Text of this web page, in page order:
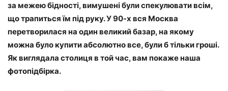
за межею бідності, вимушені були спекулювати всім,
що трапиться їм під руку. У 90-х вся Москва
перетворилася на один великий базар, на якому
можна було купити абсолютно все, були б тільки гроші.
Як виглядала столиця в той час, вам покаже наша
фотопідбірка.